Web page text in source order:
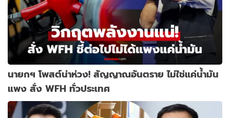
นายกฯ โพสต์น่าห่วง! สัญญาณอันตราย ไม่ใช่แค่น้ำมัน
แพง สั่ง WFH ทั่วประเทศ